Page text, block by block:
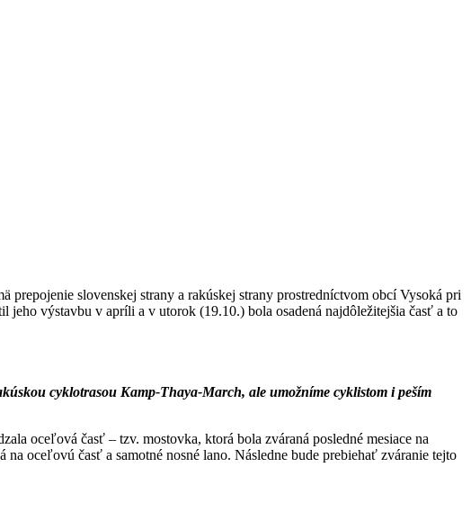
prepojenie slovenskej strany a rakúskej strany prostredníctvom obcí Vysoká pri
výstavbu v apríli a v utorok (19.10.) bola osadená najdôležitejšia časť a to
cyklotrasou Kamp-Thaya-March, ale umožníme cyklistom i peším
oceľová časť – tzv. mostovka, ktorá bola zváraná posledné mesiace na
oceľovú časť a samotné nosné lano. Následne bude prebiehať zváranie tejto